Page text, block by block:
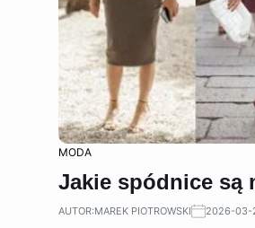
MODA
Jakie spódnice są
AUTOR:MAREK PIOTROWSKI 2026-03-